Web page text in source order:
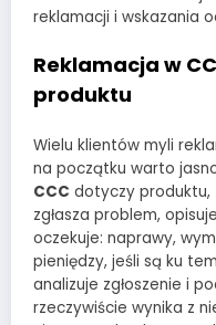
reklamacji i wskazania
Reklamacja w
produktu
Wielu klientów myli
na początku warto
CCC dotyczy produktu,
zgłasza problem,
oczekuje: naprawy,
pieniędzy, jeśli są ku
analizuje zgłoszenie i
rzeczywiście wynika z